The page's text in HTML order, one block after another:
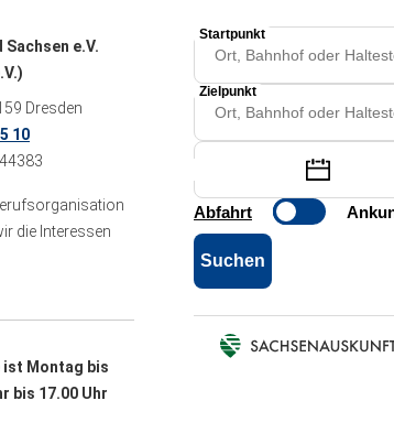
e.V.
Dresden
10
die Interessen
Montag bis
bis 17.00 Uhr